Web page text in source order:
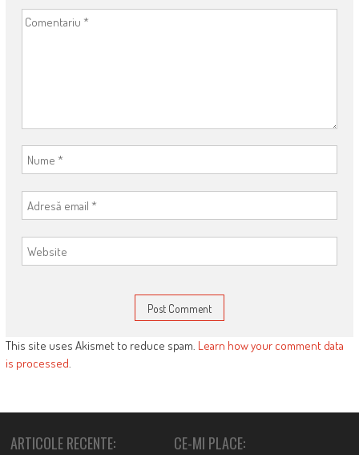
This site uses Akismet to reduce spam. Learn how your comment data
is processed.
ARTICOLE RECENTE: CE-MI PLACE: